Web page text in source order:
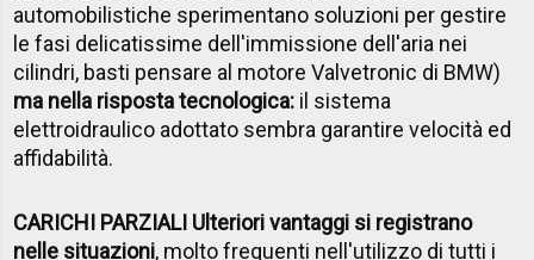
automobilistiche sperimentano soluzioni per gestire
le fasi delicatissime dell'immissione dell'aria nei
cilindri, basti pensare al motore Valvetronic di BMW)
ma nella risposta tecnologica: il sistema
elettroidraulico adottato sembra garantire velocità ed
affidabilità.
CARICHI PARZIALI Ulteriori vantaggi si registrano
nelle situazioni, molto frequenti nell'utilizzo di tutti i